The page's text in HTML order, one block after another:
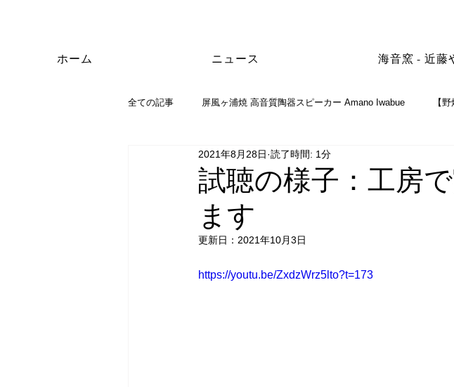
ホーム ニュース 海音窯 - 近藤
全ての記事 屏風ヶ浦焼 高音質陶器スピーカー Amano Iwabue 【
試聴の様子：工房
ます
2021年8月28日 読了時間: 1分
更新日： 2021年10月3日
https://youtu.be/ZxdzWrz5lto?t=173